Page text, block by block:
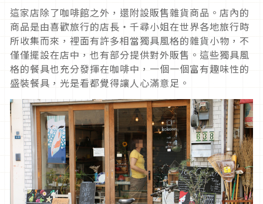
這家店除了咖啡館之外，還附設販售雜貨商品。店內的
商品是由喜歡旅行的店長・千尋小姐在世界各地旅行時
所收集而來，裡面有許多相當獨具風格的雜貨小物，不
僅僅擺設在店中，也有部分提供對外販售。這些獨具風
格的餐具也充分發揮在咖啡中，一個一個富有趣味性的
盛裝餐具，光是看都覺得讓人心滿意足。